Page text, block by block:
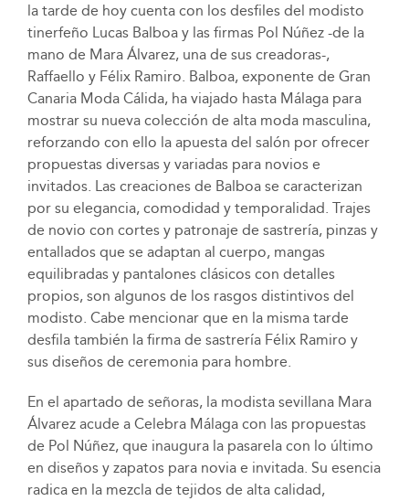
la tarde de hoy cuenta con los desfiles del modisto
tinerfeño Lucas Balboa y las firmas Pol Núñez -de la
mano de Mara Álvarez, una de sus creadoras-,
Raffaello y Félix Ramiro. Balboa, exponente de Gran
Canaria Moda Cálida, ha viajado hasta Málaga para
mostrar su nueva colección de alta moda masculina,
reforzando con ello la apuesta del salón por ofrecer
propuestas diversas y variadas para novios e
invitados. Las creaciones de Balboa se caracterizan
por su elegancia, comodidad y temporalidad. Trajes
de novio con cortes y patronaje de sastrería, pinzas y
entallados que se adaptan al cuerpo, mangas
equilibradas y pantalones clásicos con detalles
propios, son algunos de los rasgos distintivos del
modisto. Cabe mencionar que en la misma tarde
desfila también la firma de sastrería Félix Ramiro y
sus diseños de ceremonia para hombre.
En el apartado de señoras, la modista sevillana Mara
Álvarez acude a Celebra Málaga con las propuestas
de Pol Núñez, que inaugura la pasarela con lo último
en diseños y zapatos para novia e invitada. Su esencia
radica en la mezcla de tejidos de alta calidad,